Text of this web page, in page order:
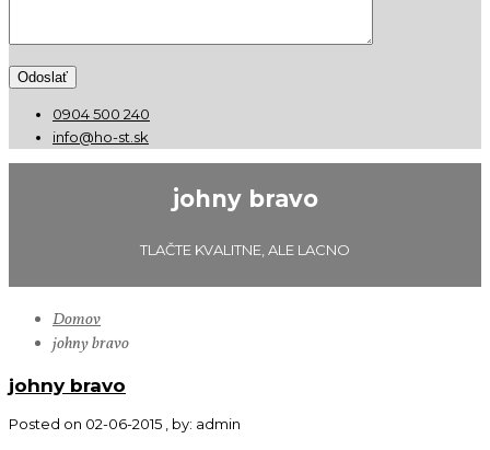
0904 500 240
info@ho-st.sk
johny bravo
TLAČTE KVALITNE, ALE LACNO
Domov
johny bravo
johny bravo
Posted on 02-06-2015 , by: admin